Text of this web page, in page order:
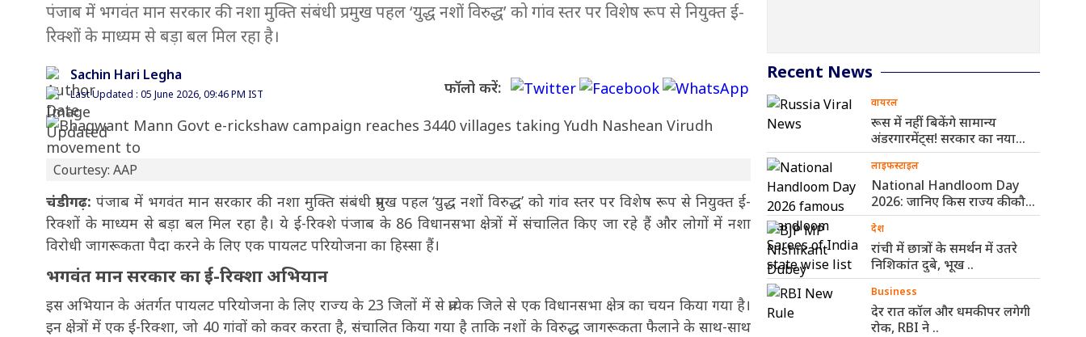
पंजाब में भगवंत मान सरकार की नशा मुक्ति संबंधी प्रमुख पहल ‘युद्ध नशों विरुद्ध’ को गांव स्तर पर विशेष रूप से नियुक्त ई-
रिक्शों के माध्यम से बड़ा बल मिल रहा है।
Sachin Hari Legha
Last Updated : 05 June 2026, 09:46 PM IST फॉलो करें:
Courtesy: AAP
चंडीगढ़: पंजाब में भगवंत मान सरकार की नशा मुक्ति संबंधी प्रमुख पहल ‘युद्ध नशों विरुद्ध’ को गांव स्तर पर विशेष रूप से नियुक्त ई-
रिक्शों के माध्यम से बड़ा बल मिल रहा है। ये ई-रिक्शे पंजाब के 86 विधानसभा क्षेत्रों में संचालित किए जा रहे हैं और लोगों में नशा
विरोधी जागरूकता पैदा करने के लिए एक पायलट परियोजना का हिस्सा हैं।
भगवंत मान सरकार का ई-रिक्शा अभियान
इस अभियान के अंतर्गत पायलट परियोजना के लिए राज्य के 23 जिलों में से प्रत्येक जिले से एक विधानसभा क्षेत्र का चयन किया गया है।
इन क्षेत्रों में एक ई-रिक्शा, जो 40 गांवों को कवर करता है, संचालित किया गया है ताकि नशों के विरुद्ध जागरूकता फैलाने के साथ-साथ
Recent News
वायरल
रूस में नहीं बिकेंगे सामान्य
अंडरगारमेंट्स! सरकार का नया
नियम ..
लाइफस्टाइल
National Handloom Day
2026: जानिए किस राज्य की कौन-
सी हैंडलूम ..
देश
रांची में छात्रों के समर्थन में उतरे
निशिकांत दुबे, भूख ..
Business
देर रात कॉल और धमकी पर लगेगी
रोक, RBI ने ..